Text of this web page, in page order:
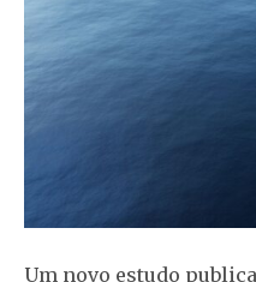
Um novo estudo